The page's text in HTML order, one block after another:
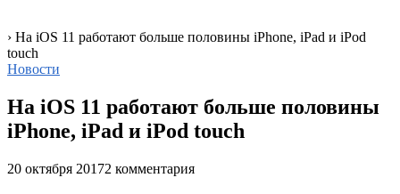
› На iOS 11 работают больше половины iPhone, iPad и iPod
touch
Новости
На iOS 11 работают больше половины
iPhone, iPad и iPod touch
20 октября 20172 комментария